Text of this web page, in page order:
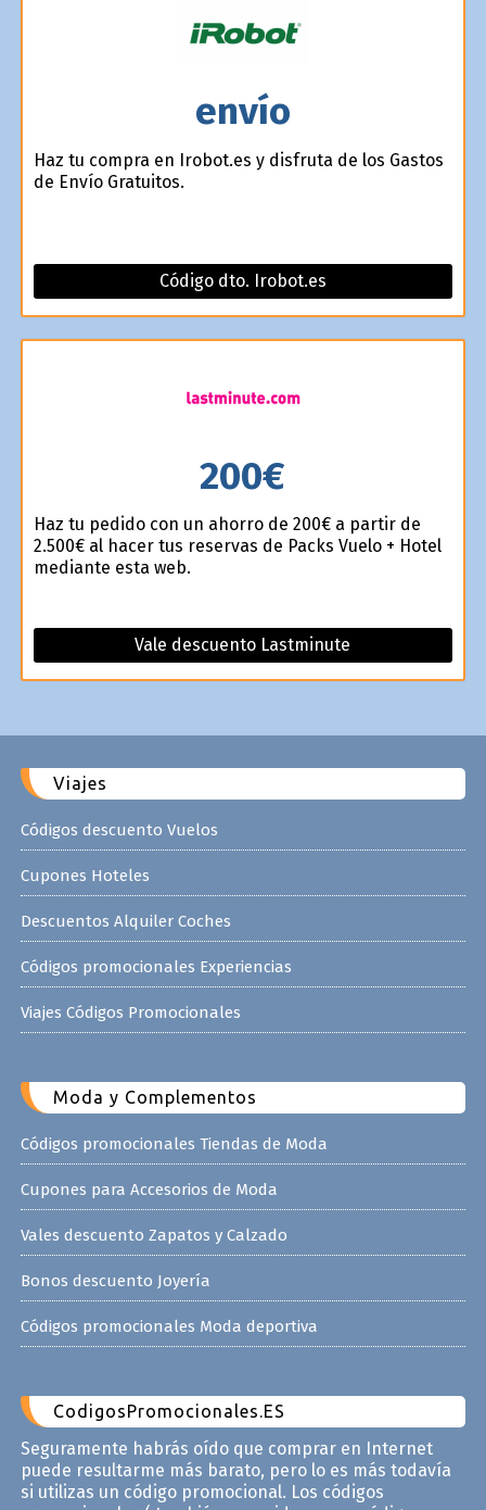
envío
Haz tu compra en Irobot.es y disfruta de los Gastos
de Envío Gratuitos.
Código dto. Irobot.es
200€
Haz tu pedido con un ahorro de 200€ a partir de
2.500€ al hacer tus reservas de Packs Vuelo + Hotel
mediante esta web.
Vale descuento Lastminute
Viajes
Códigos descuento Vuelos
Cupones Hoteles
Descuentos Alquiler Coches
Códigos promocionales Experiencias
Viajes Códigos Promocionales
Moda y Complementos
Códigos promocionales Tiendas de Moda
Cupones para Accesorios de Moda
Vales descuento Zapatos y Calzado
Bonos descuento Joyería
Códigos promocionales Moda deportiva
CodigosPromocionales.ES
Seguramente habrás oído que comprar en Internet
puede resultarme más barato, pero lo es más todavía
si utilizas un código promocional. Los códigos